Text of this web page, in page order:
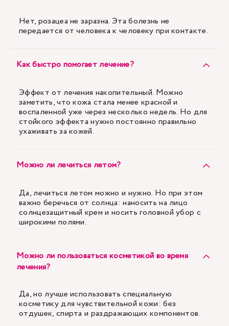
Нет, розацеа не заразна. Эта болезнь не
передается от человека к человеку при контакте.
Как быстро помогает лечение?
Эффект от лечения накопительный. Можно
заметить, что кожа стала менее красной и
воспаленной уже через несколько недель. Но для
стойкого эффекта нужно постоянно правильно
ухаживать за кожей.
Можно ли лечиться летом?
Да, лечиться летом можно и нужно. Но при этом
важно беречься от солнца: наносить на лицо
солнцезащитный крем и носить головной убор с
широкими полями.
Можно ли пользоваться косметикой во время
лечения?
Да, но лучше использовать специальную
косметику для чувствительной кожи: без
отдушек, спирта и раздражающих компонентов.